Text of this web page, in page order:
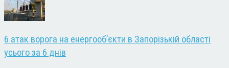
6 атак ворога на енергооб’єкти в Запорізькій області
усього за 6 днів